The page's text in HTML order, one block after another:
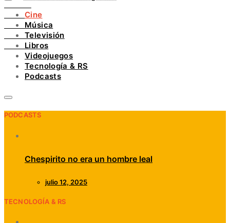
INSTAGRAM
PINTEREST
YOUTUBE
LINKEDIN
Cine
Música
Televisión
Libros
Videojuegos
Tecnología & RS
Podcasts
PODCASTS
Chespirito no era un hombre leal
julio 12, 2025
TECNOLOGÍA & RS